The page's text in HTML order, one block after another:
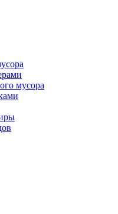
мусора